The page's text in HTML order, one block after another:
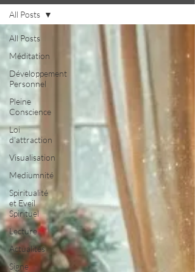
All Posts
Méditation
Développement
Personnel
Pleine
Conscience
Loi
d'attraction
Visualisation
Mediumnité
Spiritualité
et Eveil
Spirituel
Lecture
Actualités
Signe
All Posts